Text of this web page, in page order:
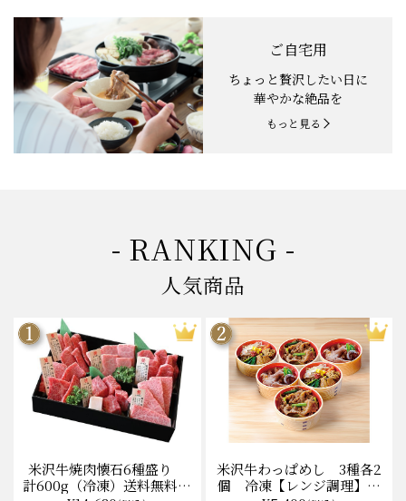
ご自宅用
ちょっと贅沢したい日に
華やかな絶品を
もっと見る
- RANKING -
人気商品
米沢牛焼肉懐石6種盛り
計600g（冷凍）送料無料
米沢牛わっぱめし 3種各2
個 冷凍【レンジ調理】化